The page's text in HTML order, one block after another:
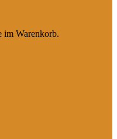
im Warenkorb.